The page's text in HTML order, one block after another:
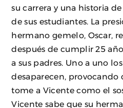
su carrera y una historia
de sus estudiantes. La
hermano gemelo, Oscar,
después de cumplir 25
a sus padres. Uno a uno
desaparecen, provocando
tome a Vicente como el
Vicente sabe que su